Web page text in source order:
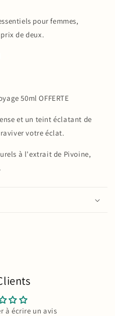
pour femmes,
de deux.
50ml OFFERTE
et un teint éclatant de
votre éclat.
à l'extrait de Pivoine,
à écrire un avis